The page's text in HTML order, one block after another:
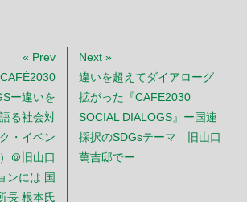
« Prev
CAFÉ2030
ー違いを
る社会対
・イベン
＠旧山口
ンには 国
長 根本氏
Next »
違いを超えてダイアローグ
拡がった『CAFE2030
SOCIAL DIALOGS』ー国連
採択のSDGsテーマ 旧山口
萬吉邸でー